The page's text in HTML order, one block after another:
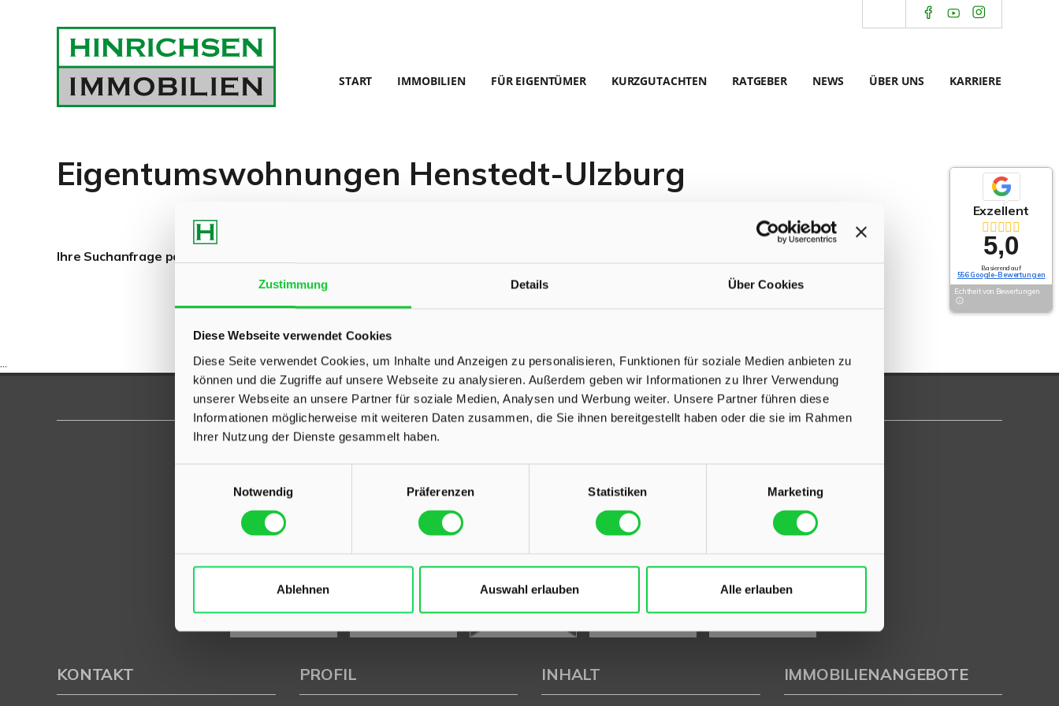
Zustimmung Details Über Cookies
Diese Webseite verwendet Cookies
Diese Seite verwendet Cookies, um Inhalte und Anzeigen zu personalisieren, Funktionen für soziale Medien anbieten zu
können und die Zugriffe auf unsere Webseite zu analysieren. Außerdem geben wir Informationen zu Ihrer Verwendung
unserer Webseite an unsere Partner für soziale Medien, Analysen und Werbung weiter. Unsere Partner führen diese
Informationen möglicherweise mit weiteren Daten zusammen, die Sie ihnen bereitgestellt haben oder die sie im Rahmen
Ihrer Nutzung der Dienste gesammelt haben.
Notwendig
Präferenzen Statistiken Marketing
Ablehnen Auswahl erlauben Alle erlauben
START IMMOBILIEN FÜR EIGENTÜMER KURZGUTACHTEN RATGEBER NEWS ÜBER UNS KARRIERE
Eigentumswohnungen Henstedt-Ulzburg
Ihre Suchanfrage passt leider auf keines unserer Objekte.
Exzellent
5,0
Basierend auf
556 Google-Bewertungen
Echtheit von Bewertungen
...
UNSERE AUSZEICHNUNGEN
KONTAKT PROFIL INHALT IMMOBILIENANGEBOTE